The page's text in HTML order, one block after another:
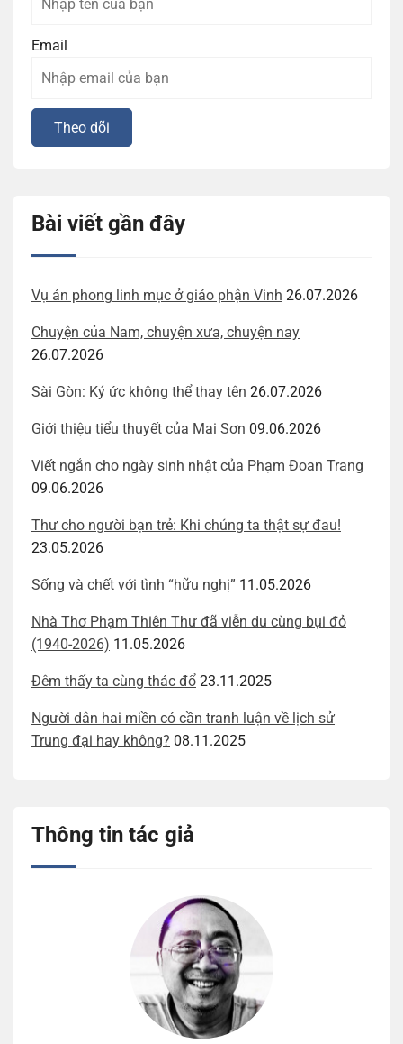
Email
Bài viết gần đây
Vụ án phong linh mục ở giáo phận Vinh 26.07.2026
Chuyện của Nam, chuyện xưa, chuyện nay
26.07.2026
Sài Gòn: Ký ức không thể thay tên 26.07.2026
Giới thiệu tiểu thuyết của Mai Sơn 09.06.2026
Viết ngắn cho ngày sinh nhật của Phạm Đoan Trang
09.06.2026
Thư cho người bạn trẻ: Khi chúng ta thật sự đau!
23.05.2026
Sống và chết với tình “hữu nghị” 11.05.2026
Nhà Thơ Phạm Thiên Thư đã viễn du cùng bụi đỏ
(1940-2026) 11.05.2026
Đêm thấy ta cùng thác đổ 23.11.2025
Người dân hai miền có cần tranh luận về lịch sử
Trung đại hay không? 08.11.2025
Thông tin tác giả